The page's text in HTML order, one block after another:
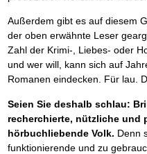
Außerdem gibt es auf diesem
der oben erwähnte Leser
Zahl der Krimi-, Liebes- oder
und wer will, kann sich auf
Romanen eindecken. Für lau.
Seien Sie deshalb schlau:
recherchierte, nützliche und
hörbuchliebende Volk. Denn
funktionierende und zu